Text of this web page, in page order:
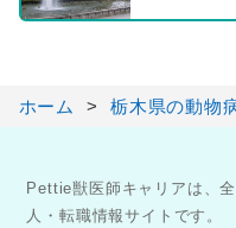
ホーム 栃木県の動物
Pettie獣医師キャリアは、
人・転職情報サイトです。